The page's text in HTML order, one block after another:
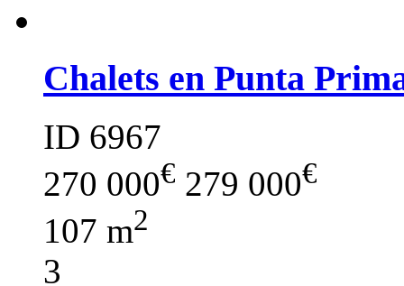
Chalets en Punta
ID 6967
270 000€ 279 000€
107 m2
3